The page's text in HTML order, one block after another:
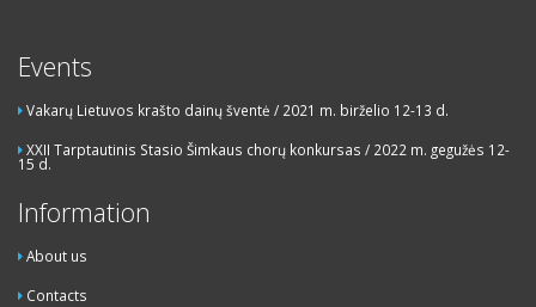
Events
Vakarų Lietuvos krašto dainų šventė / 2021 m. birželio 12-13 d.
XXII Tarptautinis Stasio Šimkaus chorų konkursas / 2022 m. gegužės 12-
15 d.
Information
About us
Contacts